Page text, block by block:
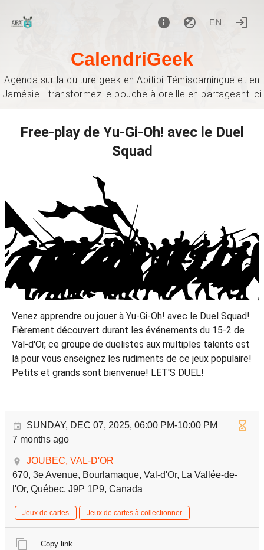
EN
CalendriGeek
Agenda sur la culture geek en Abitibi-Témiscamingue et en
Jamésie - transformez le bouche à oreille en partageant ici
Free-play de Yu-Gi-Oh! avec le Duel
Squad
Venez apprendre ou jouer à Yu-Gi-Oh! avec le Duel Squad!
Fièrement découvert durant les événements du 15-2 de
Val-d'Or, ce groupe de duelistes aux multiples talents est
là pour vous enseignez les rudiments de ce jeux populaire!
Petits et grands sont bienvenue! LET'S DUEL!
SUNDAY, DEC 07, 2025, 06:00 PM-10:00 PM
7 months ago
JOUBEC, VAL-D'OR
670, 3e Avenue, Bourlamaque, Val-d'Or, La Vallée-de-
l'Or, Québec, J9P 1P9, Canada
Jeux de cartes Jeux de cartes à collectionner
Copy link